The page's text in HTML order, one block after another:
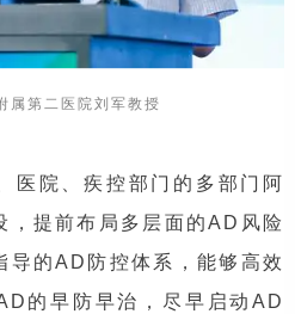
属第二医院刘军教授
医院、疾控部门的多部门阿
，提前布局多层面的AD风险
导的AD防控体系，能够高效
的早防早治，尽早启动AD